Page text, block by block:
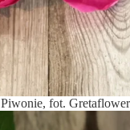
Piwonie, fot.